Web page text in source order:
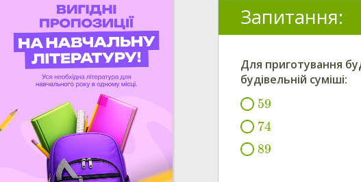
Запитання:
Для приготування
будівельній суміші:
59
74
89